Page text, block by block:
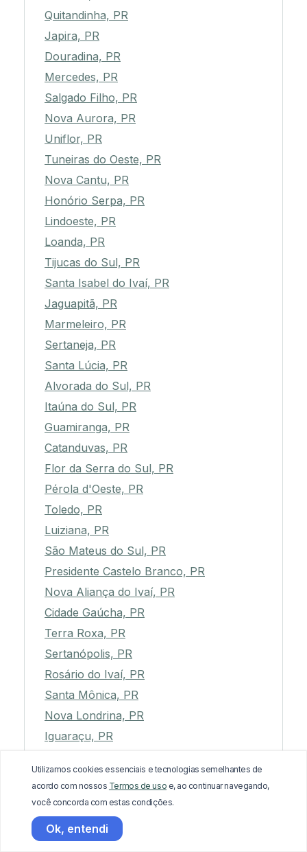
Quitandinha, PR
Japira, PR
Douradina, PR
Mercedes, PR
Salgado Filho, PR
Nova Aurora, PR
Uniflor, PR
Tuneiras do Oeste, PR
Nova Cantu, PR
Honório Serpa, PR
Lindoeste, PR
Loanda, PR
Tijucas do Sul, PR
Santa Isabel do Ivaí, PR
Jaguapitã, PR
Marmeleiro, PR
Sertaneja, PR
Santa Lúcia, PR
Alvorada do Sul, PR
Itaúna do Sul, PR
Guamiranga, PR
Catanduvas, PR
Flor da Serra do Sul, PR
Pérola d'Oeste, PR
Toledo, PR
Luiziana, PR
São Mateus do Sul, PR
Presidente Castelo Branco, PR
Nova Aliança do Ivaí, PR
Cidade Gaúcha, PR
Terra Roxa, PR
Sertanópolis, PR
Rosário do Ivaí, PR
Santa Mônica, PR
Nova Londrina, PR
Iguaraçu, PR
Salto do Lontra, PR
Guaraqueçaba, PR
Corbélia, PR
Utilizamos cookies essenciais e tecnologias semelhantes de
acordo com nossos Termos de uso e, ao continuar navegando,
você concorda com estas condições.
Ok, entendi